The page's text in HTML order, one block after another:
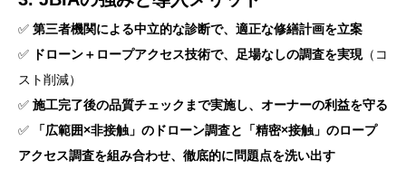
✅ 第三者機関による中立的な診断で、適正な修繕計画を立案
✅ ドローン＋ロープアクセス技術で、足場なしの調査を実現（コ
スト削減）
✅ 施工完了後の品質チェックまで実施し、オーナーの利益を守る
✅
「広範囲×非接触」のドローン調査と「精密×接触」のロープ
アクセス調査を組み合わせ、徹底的に問題点を洗い出す